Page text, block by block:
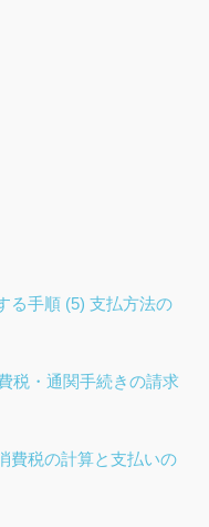
る手順 (5) 支払方法の
税・通関手続きの請求
費税の計算と支払いの